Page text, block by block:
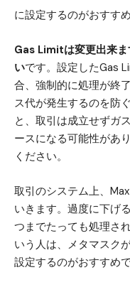
に設定するのがおすすめ
Gas Limitは変更出来
いです。設定したGas
合、強制的に処理が終
ス代が発生するのを防
と、取引は成立せずガ
ースになる可能性があ
ください。
取引のシステム上、
いきます。過度に下げ
つまでたっても処理さ
いう人は、メタマスク
設定するのがおすすめで